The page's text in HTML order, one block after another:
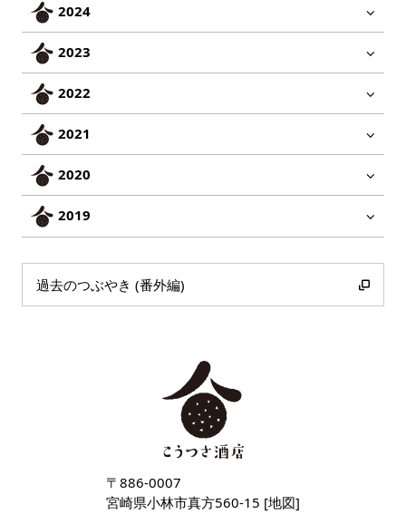
2024
2023
2022
2021
2020
2019
過去のつぶやき (番外編)
〒886-0007
宮崎県小林市真方560-15 [地図]